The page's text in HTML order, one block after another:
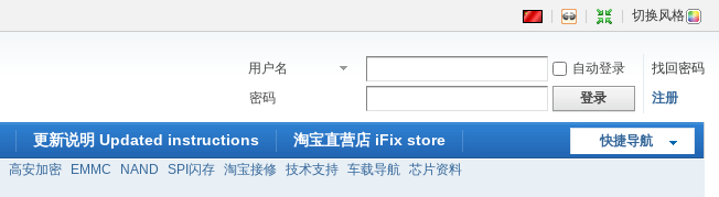
切换风格
用户名 自动登录
找回密码
密码
登录 注册
快捷导航
更新说明 Updated instructions 淘宝直营店 iFix store
高安加密 EMMC NAND SPI闪存 淘宝接修 技术支持 车载导航 芯片资料